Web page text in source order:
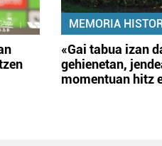
MEMORIA
«Gai tabua izan
gehienetan,
momentuan hitz